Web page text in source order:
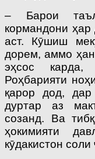
– Барои
кормандони ҳар
аст. Кӯшиш
дорем, аммо
эҳсос
Роҳбарияти
қарор дод,
дуртар аз
созанд. Ва
ҳокимияти
кӯдакистон